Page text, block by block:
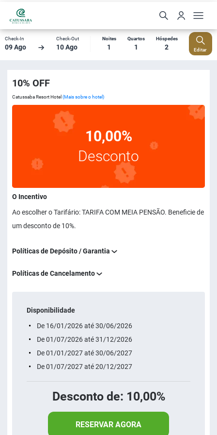
Check-In
09 Ago
Check-Out
10 Ago
Noites
1
Quartos
1
Hóspedes
2 Editar
10% OFF
Catussaba Resort Hotel (Mais sobre o hotel)
10,00%
Desconto
O Incentivo
Ao escolher o Tarifário: TARIFA COM MEIA PENSÃO. Beneficie de
um desconto de 10%.
Políticas de Depósito / Garantia
Políticas de Cancelamento
Disponibilidade
De 16/01/2026 até 30/06/2026
De 01/07/2026 até 31/12/2026
De 01/01/2027 até 30/06/2027
De 01/07/2027 até 20/12/2027
Desconto de: 10,00%
RESERVAR AGORA